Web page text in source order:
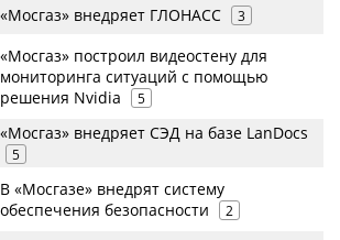
«Мосгаз» внедряет ГЛОНАСС 3
«Мосгаз» построил видеостену для
мониторинга ситуаций с помощью
решения Nvidia
5
«Мосгаз» внедряет СЭД на базе LanDocs
5
В «Мосгазе» внедрят систему
обеспечения безопасности
2